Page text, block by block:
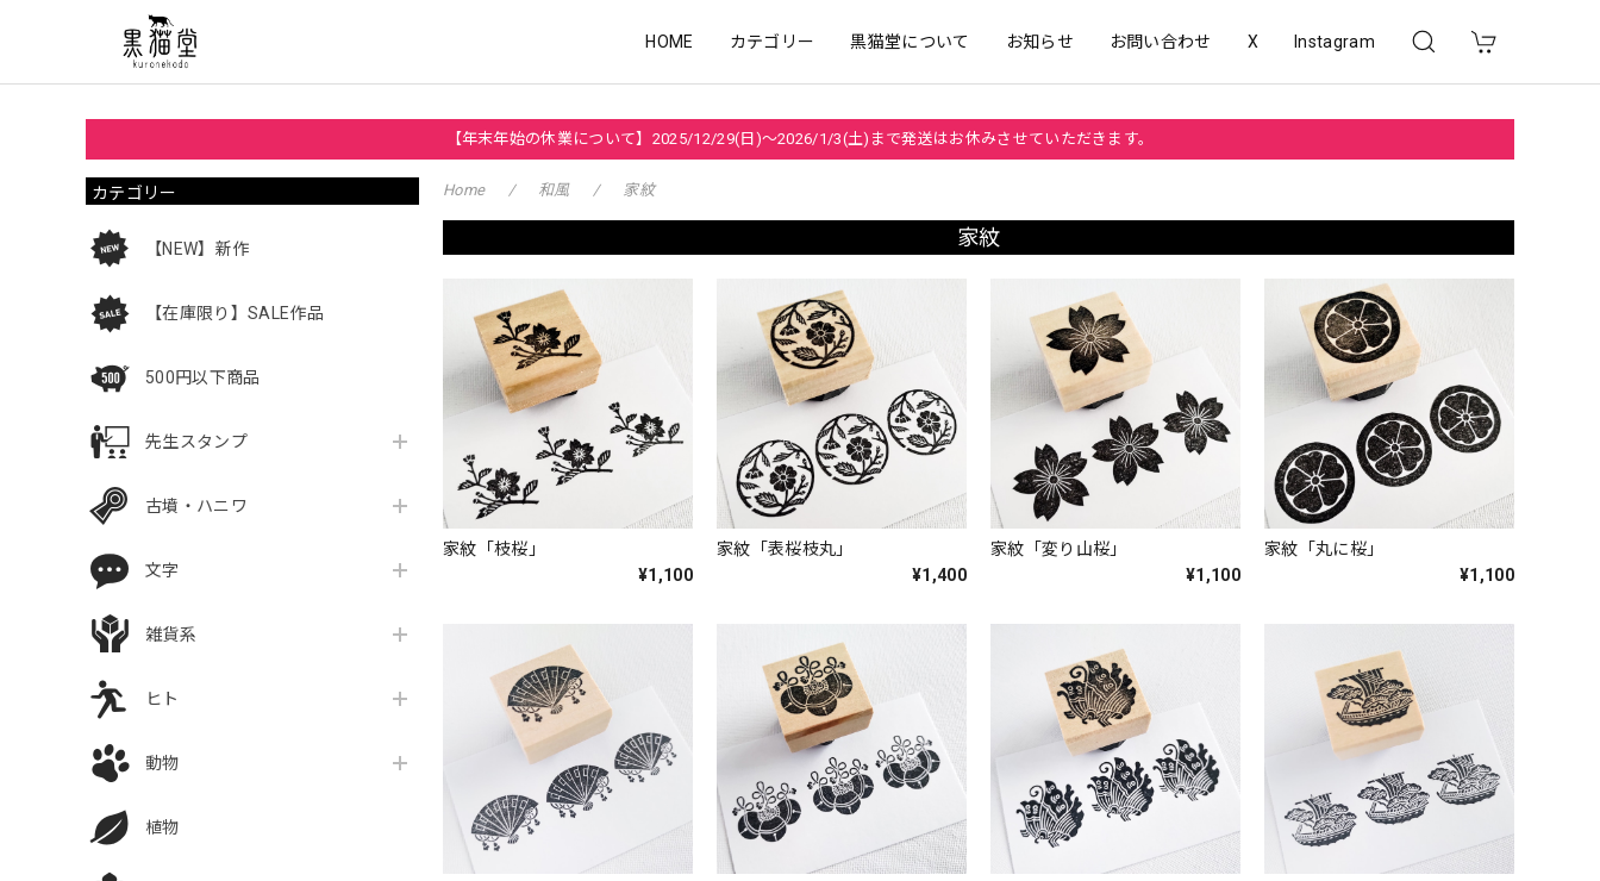
HOME カテゴリー 黒猫堂について お知らせ お問い合わせ X Instagram
【年末年始の休業について】2025/12/29(日)～2026/1/3(土)まで発送はお休みさせていただきます。
カテゴリー
【NEW】新作
【在庫限り】SALE作品
500円以下商品
先生スタンプ
古墳・ハニワ
文字
雑貨系
ヒト
動物
植物
Home 和風 家紋
家紋
家紋「枝桜」
¥1,100
家紋「表桜枝丸」
¥1,400
家紋「変り山桜」
¥1,100
家紋「丸に桜」
¥1,100